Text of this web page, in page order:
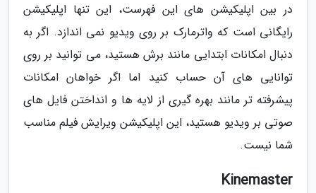
در بین اپلیکیشن های این فهرست، این تنها اپلیکیشن
رایگانی است که واترمارک بر روی ویدیو نمی اندازد. اگر به
دنبال امکانات ابتدایی مانند برش هستید، می توانید بر روی
توانایی های آن حساب کنید اما اگر خواهان امکانات
پیشرفته تر مانند بهره گیری از لایه ها و انداختن فایل های
صوتی بر ویدیو هستید، این اپلیکیشن ویرایش فیلم مناسب
شما نیست.
Kinemaster